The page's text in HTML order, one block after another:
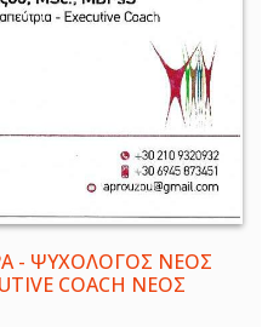
- ΨΥΧΟΛΟΓΟΣ ΝΕΟΣ
COACH ΝΕΟΣ